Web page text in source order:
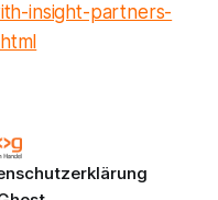
insight-partners-